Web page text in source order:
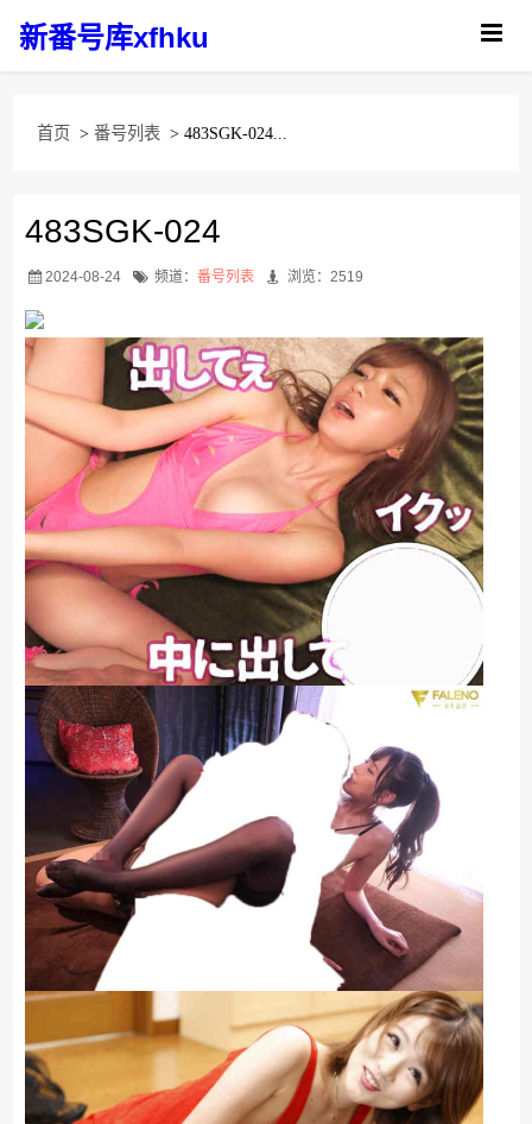
新番号库xfhku
首页 > 番号列表 > 483SGK-024...
483SGK-024
2024-08-24 频道： 番号列表 浏览：2519